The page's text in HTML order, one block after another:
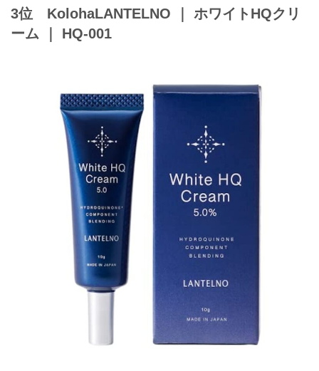
3位 KolohaLANTELNO
ホワイトHQクリ
ーム
HQ-001